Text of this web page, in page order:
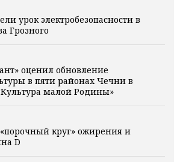
урок электробезопасности в
Грозного
оценил обновление
в пяти районах Чечни в
малой Родины»
круг» ожирения и
D